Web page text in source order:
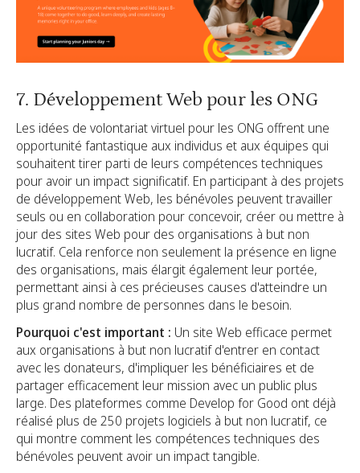
7. Développement Web pour les ONG
Les idées de volontariat virtuel pour les ONG offrent une
opportunité fantastique aux individus et aux équipes qui
souhaitent tirer parti de leurs compétences techniques
pour avoir un impact significatif. En participant à des projets
de développement Web, les bénévoles peuvent travailler
seuls ou en collaboration pour concevoir, créer ou mettre à
jour des sites Web pour des organisations à but non
lucratif. Cela renforce non seulement la présence en ligne
des organisations, mais élargit également leur portée,
permettant ainsi à ces précieuses causes d'atteindre un
plus grand nombre de personnes dans le besoin.
Pourquoi c'est important : Un site Web efficace permet
aux organisations à but non lucratif d'entrer en contact
avec les donateurs, d'impliquer les bénéficiaires et de
partager efficacement leur mission avec un public plus
large. Des plateformes comme Develop for Good ont déjà
réalisé plus de 250 projets logiciels à but non lucratif, ce
qui montre comment les compétences techniques des
bénévoles peuvent avoir un impact tangible.